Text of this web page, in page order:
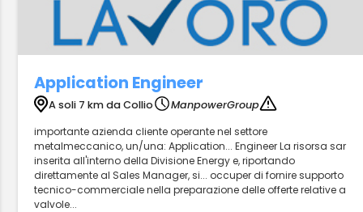
Application Engineer
A soli 7 km da Collio
ManpowerGroup
importante azienda cliente operante nel settore
metalmeccanico, un/una: Application... Engineer La risorsa sar
inserita all'interno della Divisione Energy e, riportando
direttamente al Sales Manager, si... occuper di fornire supporto
tecnico-commerciale nella preparazione delle offerte relative a
valvole...